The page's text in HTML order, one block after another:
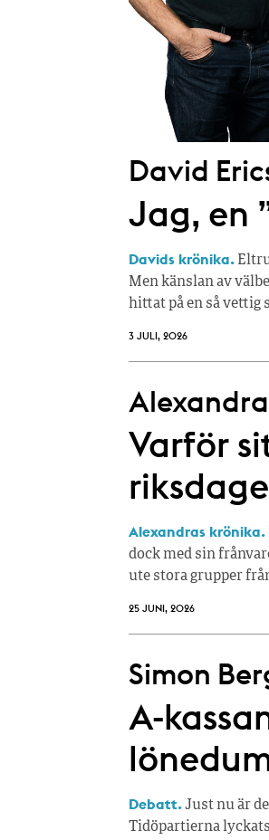
David
Jag, en
Davids krönika.
Men känslan av
hittat på en så vettig
3 JULI, 2026
Varför
Alexandras krönika.
dock med sin
ute stora grupper
25 JUNI, 2026
Simon
A-
Debatt.Just nu är
Tidöpartierna